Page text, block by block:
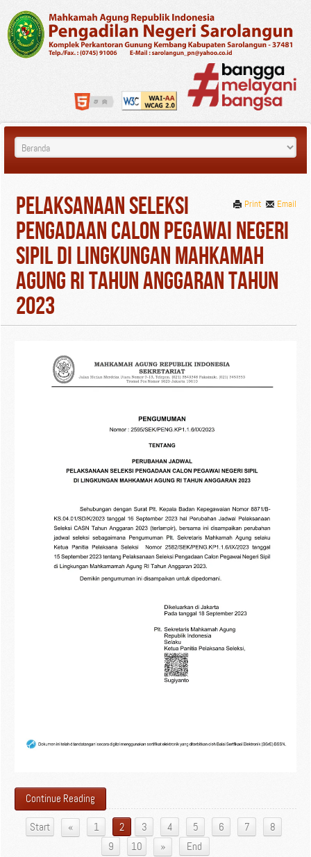
Email
Print
PELAKSANAAN SELEKSI
PENGADAAN CALON PEGAWAI NEGERI
SIPIL DI LINGKUNGAN MAHKAMAH
AGUNG RI TAHUN ANGGARAN TAHUN
2023
Continue Reading
Start « 1 2 3 4 5 6 7
8
9
10 » End